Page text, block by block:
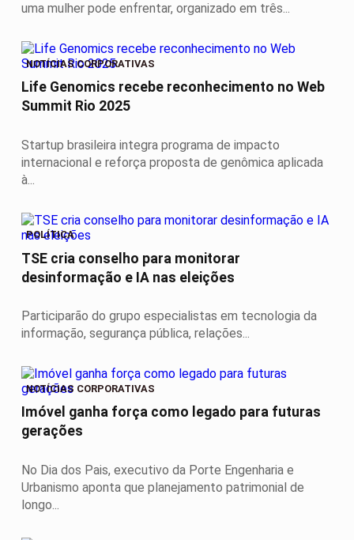
uma mulher pode enfrentar, organizado em três...
NOTÍCIAS CORPORATIVAS
Life Genomics recebe reconhecimento no Web
Summit Rio 2025
Startup brasileira integra programa de impacto
internacional e reforça proposta de genômica aplicada
à...
POLÍTICA
TSE cria conselho para monitorar
desinformação e IA nas eleições
Participarão do grupo especialistas em tecnologia da
informação, segurança pública, relações...
NOTÍCIAS CORPORATIVAS
Imóvel ganha força como legado para futuras
gerações
No Dia dos Pais, executivo da Porte Engenharia e
Urbanismo aponta que planejamento patrimonial de
longo...